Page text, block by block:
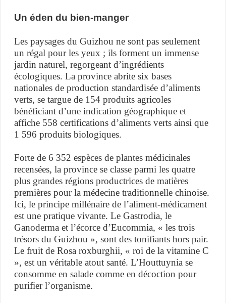
Un éden du bien-manger
Les paysages du Guizhou ne sont pas seulement
un régal pour les yeux ; ils forment un immense
jardin naturel, regorgeant d’ingrédients
écologiques. La province abrite six bases
nationales de production standardisée d’aliments
verts, se targue de 154 produits agricoles
bénéficiant d’une indication géographique et
affiche 558 certifications d’aliments verts ainsi que
1 596 produits biologiques.
Forte de 6 352 espèces de plantes médicinales
recensées, la province se classe parmi les quatre
plus grandes régions productrices de matières
premières pour la médecine traditionnelle chinoise.
Ici, le principe millénaire de l’aliment-médicament
est une pratique vivante. Le Gastrodia, le
Ganoderma et l’écorce d’Eucommia, « les trois
trésors du Guizhou », sont des tonifiants hors pair.
Le fruit de Rosa roxburghii, « roi de la vitamine C
», est un véritable atout santé. L’Houttuynia se
consomme en salade comme en décoction pour
purifier l’organisme.